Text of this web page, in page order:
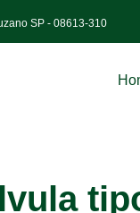
SP - 08613-310